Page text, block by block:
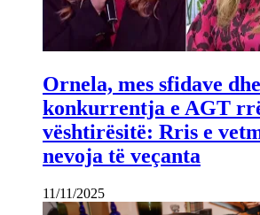
Ornela, mes sfidave
konkurrentja e AGT
vështirësitë: Rris e
nevoja të veçanta
11/11/2025